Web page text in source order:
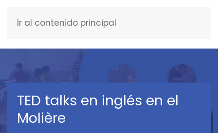
Ir al contenido principal
TED talks en inglés en el
Molière